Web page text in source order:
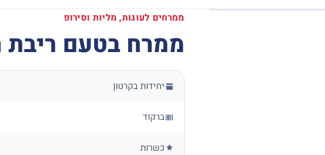
ממרחים לעוגות, מליות וסירופ
ממרח בטעם ריבת חלב
יחידות בקרטון
ברקוד
כשרות